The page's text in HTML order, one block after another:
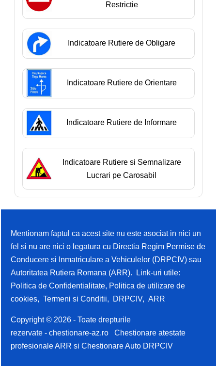
Restrictie
Indicatoare Rutiere de Obligare
Indicatoare Rutiere de Orientare
Indicatoare Rutiere de Informare
Indicatoare Rutiere si Semnalizare
Lucrari pe Carosabil
Mentionam faptul ca acest site nu este asociat in nici un
fel si nu are nici o legatura cu Directia Regim Permise de
Conducere si Inmatriculare a Vehiculelor (DRPCIV) sau
Autoritatea Rutiera Romana (ARR). Link-uri utile:
Politica de Confidentialitate, Politica de utilizare de
cookies,Termeni si Conditii, DRPCIV,ARR
Copyright © 2026 - Toate drepturile
rezervate -chestionare-az.ro Chestionare atestate
profesionale ARR si Chestionare Auto DRPCIV